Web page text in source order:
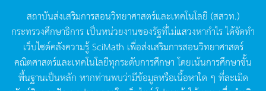
สถาบันส่งเสริมการสอนวิทยาศาสตร์และเทคโนโลยี (สสวท.)
กระทรวงศึกษาธิการ เป็นหน่วยงานของรัฐที่ไม่แสวงหากำไรได้จัดทำ
เว็บไซต์คลังความรู้SciMath เพื่อส่งเสริมการสอนวิทยาศาสตร์
คณิตศาสตร์และเทคโนโลยีทุกระดับการศึกษา โดยเน้นการศึกษาขั้น
พื้นฐานเป็นหลัก หากท่านพบว่ามีข้อมูลหรือเนื้อหาใด ๆ ที่ละเมิด